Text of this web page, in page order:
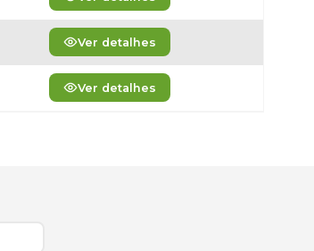
Ver detalhes
Ver detalhes